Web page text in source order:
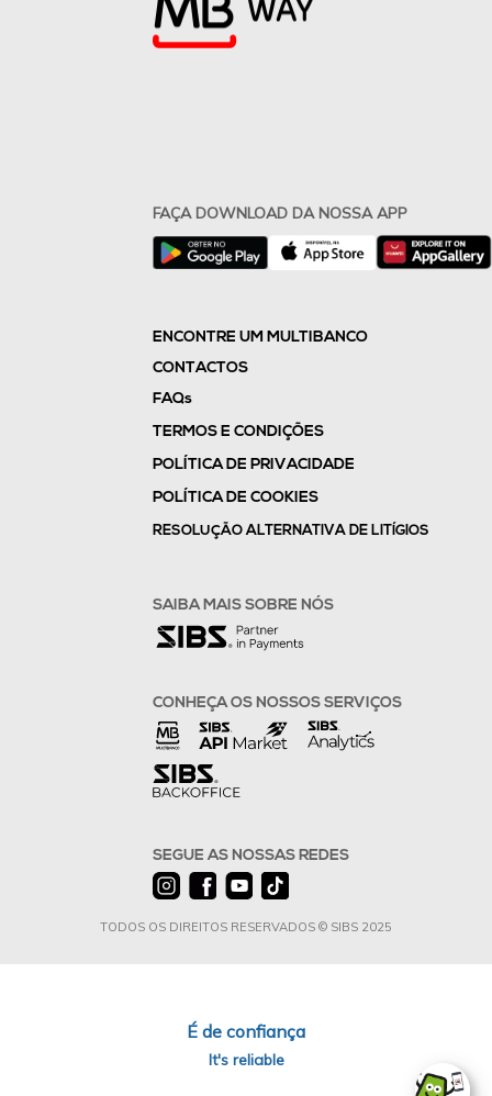
FAÇA DOWNLOAD DA NOSSA APP
ENCONTRE UM MULTIBANCO
CONTACTOS
FAQs
TERMOS E CONDIÇÕES
POLÍTICA DE PRIVACIDADE
POLÍTICA DE COOKIES
RESOLUÇÃO ALTERNATIVA DE LITÍGIOS
SAIBA MAIS SOBRE NÓS
CONHEÇA OS NOSSOS SERVIÇOS
SEGUE AS NOSSAS REDES
TODOS OS DIREITOS RESERVADOS © SIBS 2025
É de confiança
It's reliable